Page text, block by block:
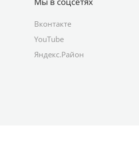
Вконтакте
YouTube
Яндекс.Район